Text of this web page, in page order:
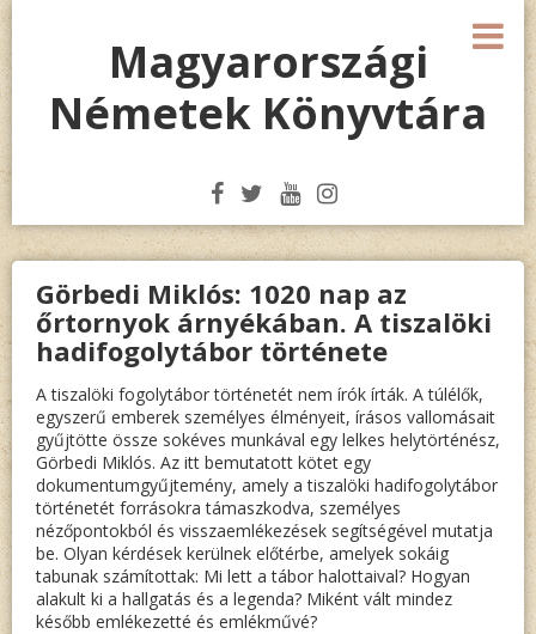
Magyarországi
Németek Könyvtára
Görbedi Miklós: 1020 nap az
őrtornyok árnyékában. A tiszalöki
hadifogolytábor története
A tiszalöki fogolytábor történetét nem írók írták. A túlélők,
egyszerű emberek személyes élményeit, írásos vallomásait
gyűjtötte össze sokéves munkával egy lelkes helytörténész,
Görbedi Miklós. Az itt bemutatott kötet egy
dokumentumgyűjtemény, amely a tiszalöki hadifogolytábor
történetét forrásokra támaszkodva, személyes
nézőpontokból és visszaemlékezések segítségével mutatja
be. Olyan kérdések kerülnek előtérbe, amelyek sokáig
tabunak számítottak: Mi lett a tábor halottaival? Hogyan
alakult ki a hallgatás és a legenda? Miként vált mindez
később emlékezetté és emlékművé?